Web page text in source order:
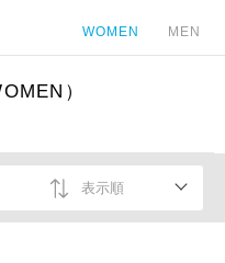
WOMEN MEN
）
表示順